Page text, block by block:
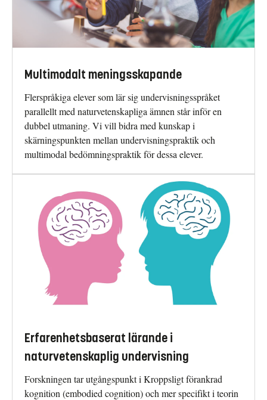
Multimodalt meningsskapande
Flerspråkiga elever som lär sig undervisningsspråket
parallellt med naturvetenskapliga ämnen står inför en
dubbel utmaning. Vi vill bidra med kunskap i
skärningspunkten mellan undervisningspraktik och
multimodal bedömningspraktik för dessa elever.
Erfarenhetsbaserat lärande i
naturvetenskaplig undervisning
Forskningen tar utgångspunkt i Kroppsligt förankrad
kognition (embodied cognition) och mer specifikt i teorin